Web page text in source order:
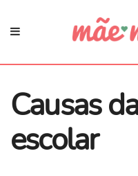
Causas
escolar